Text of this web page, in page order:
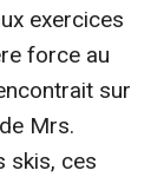
exercices
force au
sur
Mrs.
skis, ces